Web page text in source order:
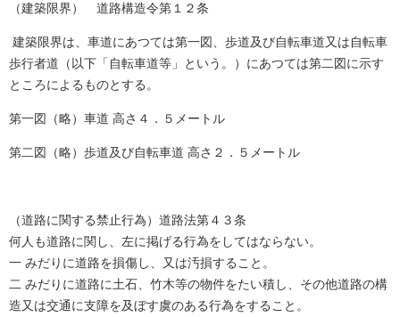
（建築限界） 道路構造令第１２条
建築限界は、車道にあつては第一図、歩道及び自転車道又は自転車
歩行者道（以下「自転車道等」という。）にあつては第二図に示す
ところによるものとする。
第一図（略）車道 高さ４．５メートル
第二図（略）歩道及び自転車道 高さ２．５メートル
（道路に関する禁止行為）道路法第４３条
何人も道路に関し、左に掲げる行為をしてはならない。
一 みだりに道路を損傷し、又は汚損すること。
二 みだりに道路に土石、竹木等の物件をたい積し、その他道路の構
造又は交通に支障を及ぼす虞のある行為をすること。